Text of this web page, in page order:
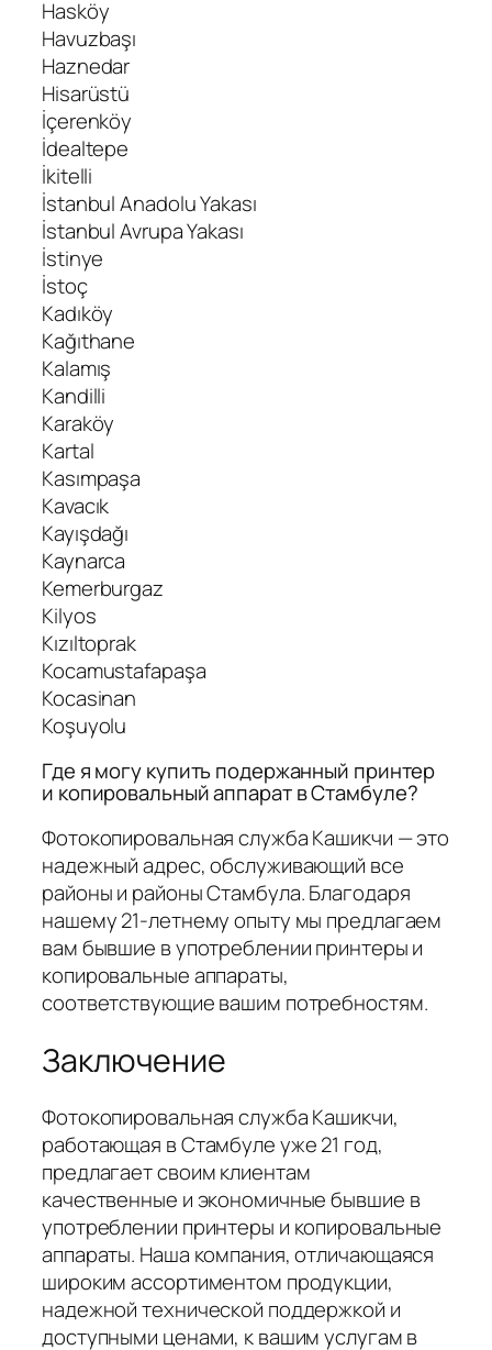
Hasköy
Havuzbaşı
Haznedar
Hisarüstü
İçerenköy
İdealtepe
İkitelli
İstanbul Anadolu Yakası
İstanbul Avrupa Yakası
İstinye
İstoç
Kadıköy
Kağıthane
Kalamış
Kandilli
Karaköy
Kartal
Kasımpaşa
Kavacık
Kayışdağı
Kaynarca
Kemerburgaz
Kilyos
Kızıltoprak
Kocamustafapaşa
Kocasinan
Koşuyolu
Где я могу купить подержанный принтер
и копировальный аппарат в Стамбуле?
Фотокопировальная служба Кашикчи — это
надежный адрес, обслуживающий все
районы и районы Стамбула. Благодаря
нашему 21-летнему опыту мы предлагаем
вам бывшие в употреблении принтеры и
копировальные аппараты,
соответствующие вашим потребностям.
Заключение
Фотокопировальная служба Кашикчи,
работающая в Стамбуле уже 21 год,
предлагает своим клиентам
качественные и экономичные бывшие в
употреблении принтеры и копировальные
аппараты. Наша компания, отличающаяся
широким ассортиментом продукции,
надежной технической поддержкой и
доступными ценами, к вашим услугам в